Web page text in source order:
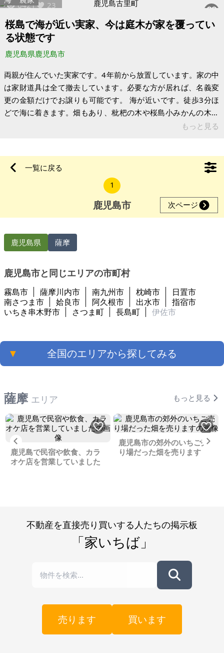
6421 23
桜島で海が近い実家、今は庭木が家を覆ってい
る状態です
鹿児島県鹿児島市
両親が住んでいた実家です。4年前から放置しています。家の中
は家財道具は全て撤去しています。必要な方が居れば、名義変
更の金額だけでお譲りも可能です。 海が近いです。徒歩3分ほ
どで海に着きます。畑もあり、枇杷の木や桜島小みかんの木も
あります。今はどうなっているかわからないです。庭木が茂っ
坪ほどあると思います。 建物：昭和52年3月築30～35坪ほどだ
と思います。5DK 構造：木造 現況：空き家 ※問い合わせ多数あ
るいは取引条件等により、上記と実際の取引価格とが異なる価
もっと見る
一覧に戻る
1
鹿児島市 次ページ
鹿児島県 薩摩
鹿児島市と同じエリアの市町村
霧島市 薩摩川内市 南九州市 枕崎市
日置市
南さつま市
姶良市 阿久根市 出水市
指宿市
いちき串木野市
さつま町 長島町 伊佐市
▼ 全国のエリアから探してみる
薩摩 エリア もっと見る
鹿児島で民宿や飲食、カラ
オケ店を営業していました
鹿児島市の郊外のいちご売
り場だった畑を売ります
不動産を直接売り買いする人たちの掲示板
「家いちば」
売ります 買います